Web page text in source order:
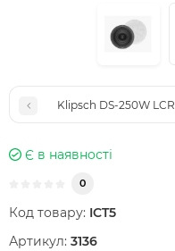
Klipsch DS-250W LCR
Є в наявності
0
Код товару: ICT5
Артикул: 3136